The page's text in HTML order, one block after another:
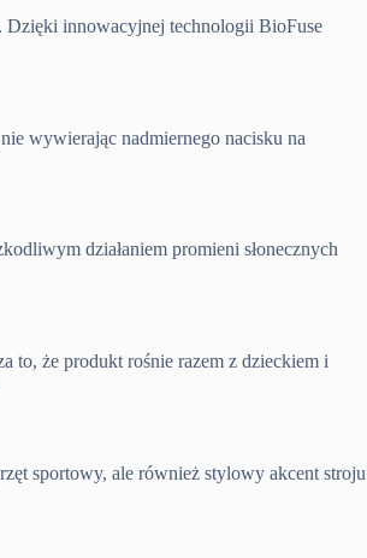
Dzięki innowacyjnej technologii BioFuse
wywierając nadmiernego nacisku na
działaniem promieni słonecznych
to, że produkt rośnie razem z dzieckiem i
sportowy, ale również stylowy akcent stroju